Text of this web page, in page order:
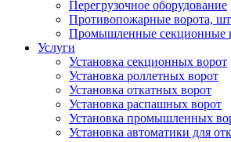
Перегрузочное оборудование
Противопожарные ворота,
Промышленные секционные
Услуги
Установка секционных ворот
Установка роллетных ворот
Установка откатных ворот
Установка распашных ворот
Установка промышленных
Установка автоматики для